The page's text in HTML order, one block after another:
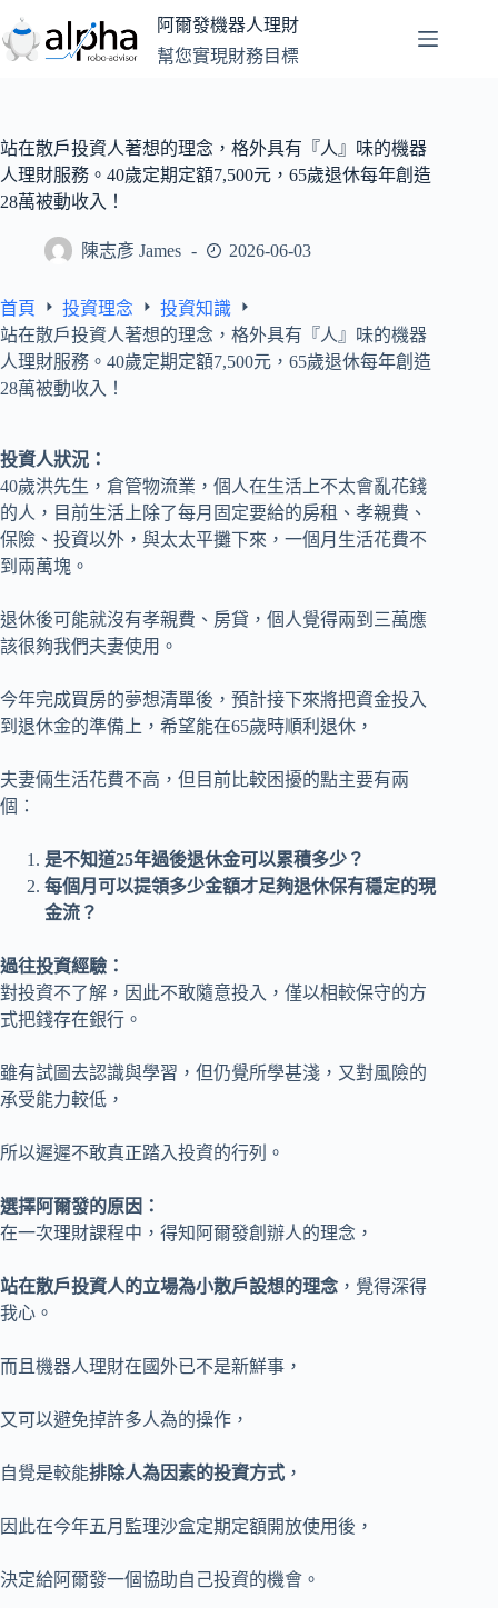
至
主
容
阿爾發機器人理財
幫您實現財務目標
站在散戶投資人著想的理念，格外具有『人』味的機器
人理財服務。40歲定期定額7,500元，65歲退休每年創造
28萬被動收入！
陳志彥 James 2026-06-03
首頁 投資理念
投資知識
站在散戶投資人著想的理念，格外具有『人』味的機器
人理財服務。40歲定期定額7,500元，65歲退休每年創造
28萬被動收入！
投資人狀況：
40歲洪先生，倉管物流業，個人在生活上不太會亂花錢
的人，目前生活上除了每月固定要給的房租、孝親費、
保險、投資以外，與太太平攤下來，一個月生活花費不
到兩萬塊。
退休後可能就沒有孝親費、房貸，個人覺得兩到三萬應
該很夠我們夫妻使用。
今年完成買房的夢想清單後，預計接下來將把資金投入
到退休金的準備上，希望能在65歲時順利退休，
夫妻倆生活花費不高，但目前比較困擾的點主要有兩
個：
是不知道25年過後退休金可以累積多少？
每個月可以提領多少金額才足夠退休保有穩定的現
金流？
過往投資經驗：
對投資不了解，因此不敢隨意投入，僅以相較保守的方
式把錢存在銀行。
雖有試圖去認識與學習，但仍覺所學甚淺，又對風險的
承受能力較低，
所以遲遲不敢真正踏入投資的行列。
選擇阿爾發的原因：
在一次理財課程中，得知阿爾發創辦人的理念，
站在散戶投資人的立場為小散戶設想的理念 ，覺得深得
我心。
而且機器人理財在國外已不是新鮮事，
又可以避免掉許多人為的操作，
自覺是較能排除人為因素的投資方式 ，
因此在今年五月監理沙盒定期定額開放使用後，
決定給阿爾發一個協助自己投資的機會。